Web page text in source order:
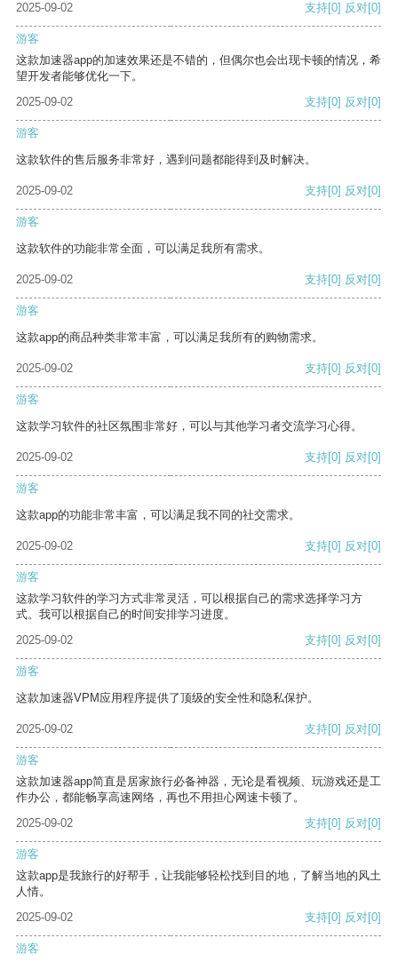
2025-09-02
支持[0] 反对[0]
游客
这款加速器app的加速效果还是不错的，但偶尔也会出现卡顿的情况，希
望开发者能够优化一下。
2025-09-02
支持[0] 反对[0]
游客
这款软件的售后服务非常好，遇到问题都能得到及时解决。
2025-09-02 支持[0] 反对[0]
游客
这款软件的功能非常全面，可以满足我所有需求。
2025-09-02 支持[0] 反对[0]
游客
这款app的商品种类非常丰富，可以满足我所有的购物需求。
2025-09-02 支持[0] 反对[0]
游客
这款学习软件的社区氛围非常好，可以与其他学习者交流学习心得。
2025-09-02 支持[0] 反对[0]
游客
这款app的功能非常丰富，可以满足我不同的社交需求。
2025-09-02 支持[0] 反对[0]
游客
这款学习软件的学习方式非常灵活，可以根据自己的需求选择学习方
式。我可以根据自己的时间安排学习进度。
2025-09-02
支持[0] 反对[0]
游客
这款加速器VPM应用程序提供了顶级的安全性和隐私保护。
2025-09-02 支持[0] 反对[0]
游客
这款加速器app简直是居家旅行必备神器，无论是看视频、玩游戏还是工
作办公，都能畅享高速网络，再也不用担心网速卡顿了。
2025-09-02
支持[0] 反对[0]
游客
这款app是我旅行的好帮手，让我能够轻松找到目的地，了解当地的风土
人情。
2025-09-02
支持[0] 反对[0]
游客